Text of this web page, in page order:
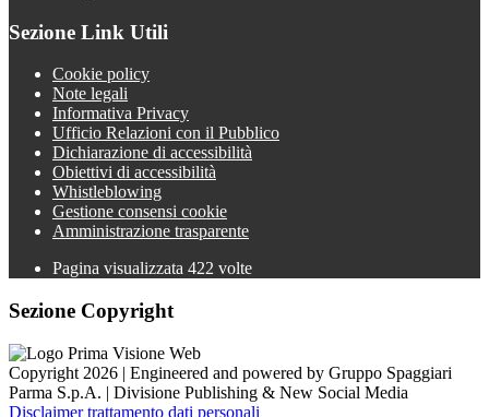
Sezione Link Utili
Cookie policy
Note legali
Informativa Privacy
Ufficio Relazioni con il Pubblico
Dichiarazione di accessibilità
Obiettivi di accessibilità
Whistleblowing
Gestione consensi cookie
Amministrazione trasparente
Pagina visualizzata 422 volte
Sezione Copyright
Copyright 2026 | Engineered and powered by Gruppo Spaggiari
Parma S.p.A. | Divisione Publishing & New Social Media
Disclaimer trattamento dati personali